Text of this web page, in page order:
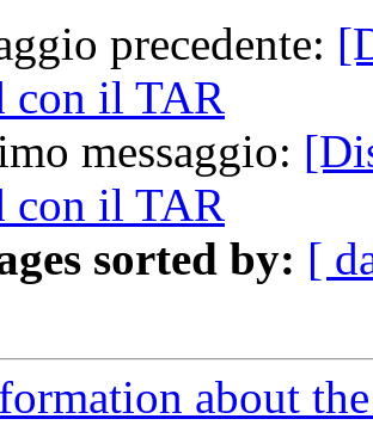
precedente:
con il TAR
messaggio:
con il TAR
sorted by: [
about